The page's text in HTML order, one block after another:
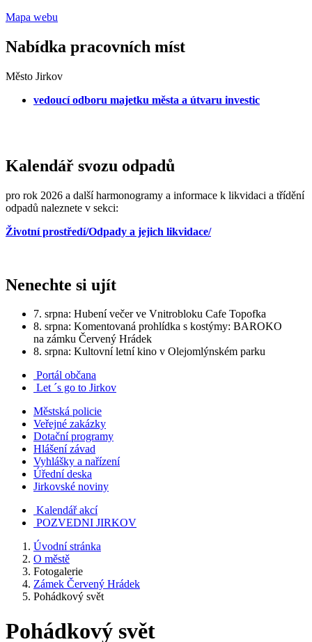
Mapa webu
Nabídka pracovních míst
Město Jirkov
vedoucí odboru majetku města a útvaru investic
Kalendář svozu odpadů
pro rok 2026 a další harmonogramy a informace k likvidaci a třídění
odpadů naleznete v sekci:
Životní prostředí/Odpady a jejich likvidace/
Nenechte si ujít
7. srpna: Hubení večer ve Vnitrobloku Cafe Topofka
8. srpna: Komentovaná prohlídka s kostýmy: BAROKO
na zámku Červený Hrádek
8. srpna: Kultovní letní kino v Olejomlýnském parku
Portál občana
Let ´s go to Jirkov
Městská policie
Veřejné zakázky
Dotační programy
Hlášení závad
Vyhlášky a nařízení
Úřední deska
Jirkovské noviny
Kalendář akcí
POZVEDNI JIRKOV
Úvodní stránka
O městě
Fotogalerie
Zámek Červený Hrádek
Pohádkový svět
Pohádkový svět